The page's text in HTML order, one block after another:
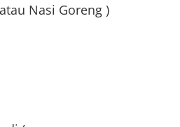
Nasi Goreng )